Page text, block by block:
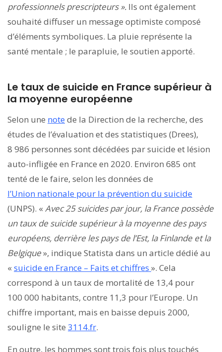
professionnels prescripteurs ». Ils ont également
souhaité diffuser un message optimiste composé
d’éléments symboliques. La pluie représente la
santé mentale ; le parapluie, le soutien apporté.
Le taux de suicide en France supérieur à
la moyenne européenne
Selon une note de la Direction de la recherche, des
études de l’évaluation et des statistiques (Drees),
8 986 personnes sont décédées par suicide et lésion
auto-infligée en France en 2020. Environ 685 ont
tenté de le faire, selon les données de
l’Union nationale pour la prévention du suicide
(UNPS). « Avec 25 suicides par jour, la France possède
un taux de suicide supérieur à la moyenne des pays
européens, derrière les pays de l’Est, la Finlande et la
Belgique», indique Statista dans un article dédié au
« suicide en France – Faits et chiffres ». Cela
correspond à un taux de mortalité de 13,4 pour
100 000 habitants, contre 11,3 pour l’Europe. Un
chiffre important, mais en baisse depuis 2000,
souligne le site 3114.fr.
En outre, les hommes sont trois fois plus touchés